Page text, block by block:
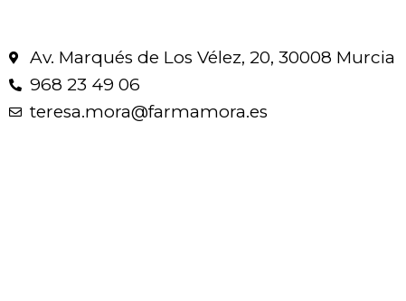
Av. Marqués de Los Vélez, 20, 30008 Murcia
968 23 49 06
teresa.mora@farmamora.es